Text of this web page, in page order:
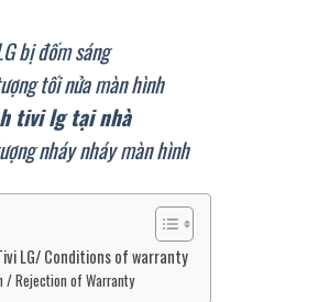
bị đốm sáng
tối nửa màn hình
tivi lg tại nhà
nháy nháy màn hình
LG/ Conditions of warranty
/ Rejection of Warranty